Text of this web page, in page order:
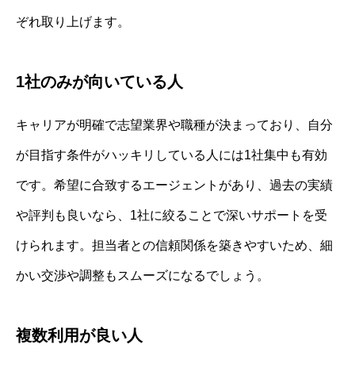
ぞれ取り上げます。
1社のみが向いている人
キャリアが明確で志望業界や職種が決まっており、自分
が目指す条件がハッキリしている人には1社集中も有効
です。希望に合致するエージェントがあり、過去の実績
や評判も良いなら、1社に絞ることで深いサポートを受
けられます。担当者との信頼関係を築きやすいため、細
かい交渉や調整もスムーズになるでしょう。
複数利用が良い人